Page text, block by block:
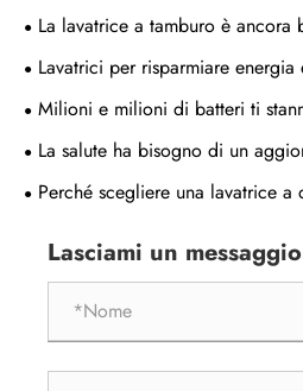
La lavatrice a tamburo è ancora
Lavatrici per risparmiare
Milioni e milioni di batteri ti
La salute ha bisogno di un
svolta aziendale della lavatrice è
Perché scegliere una lavatrice
Lasciami un messaggio